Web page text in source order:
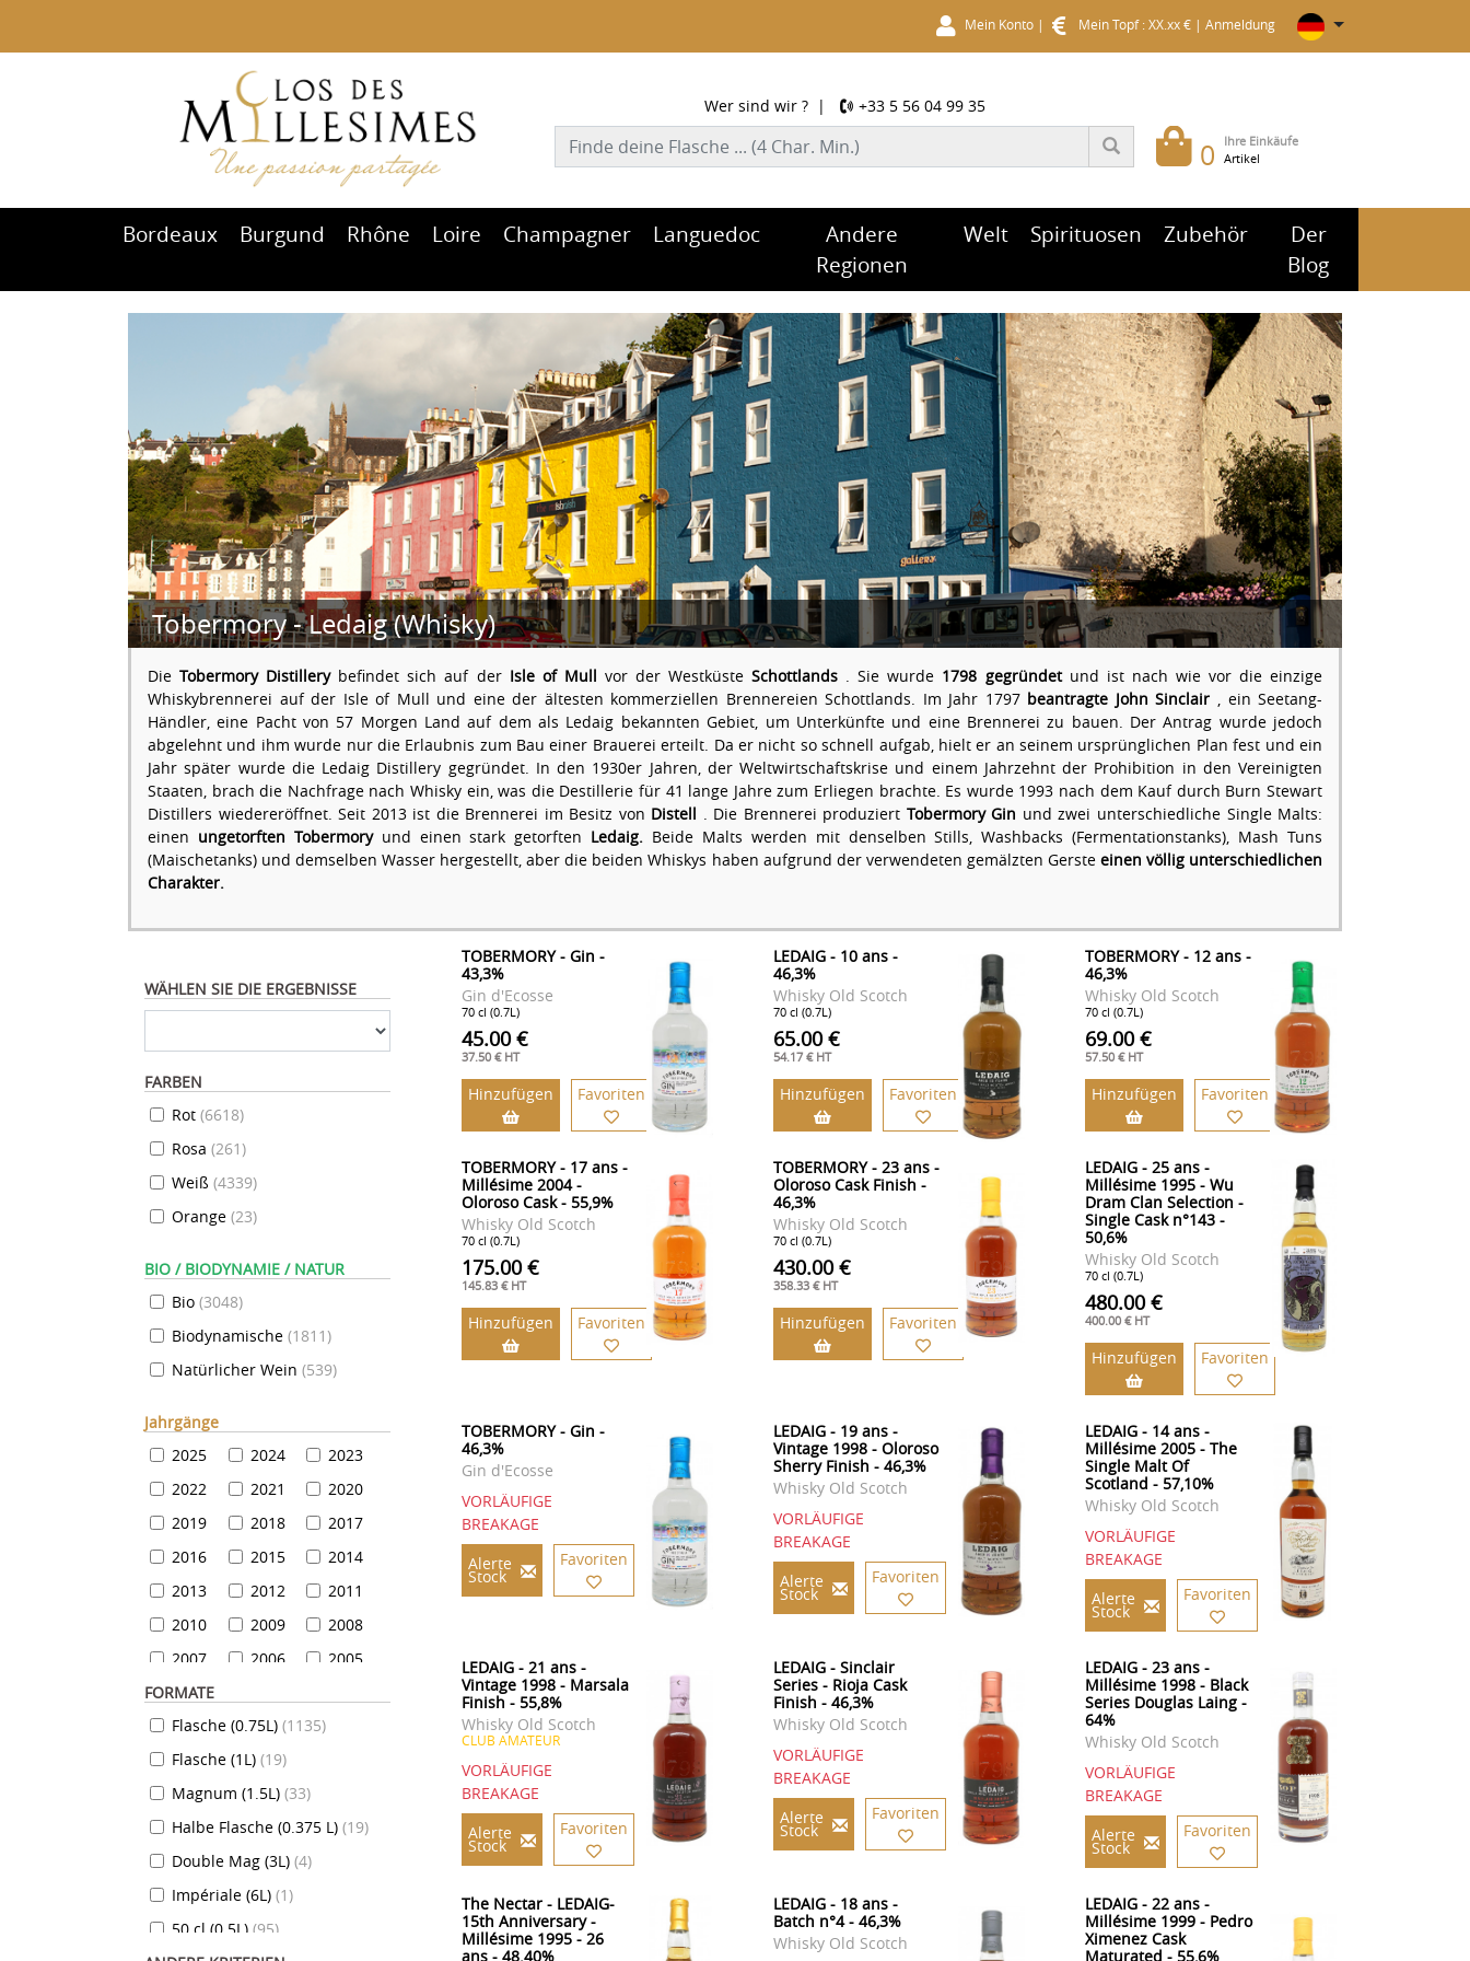
Mein Konto | Mein Topf : XX.xx € | Anmeldung
0
Ihre Einkäufe
Artikel
Wer sind wir ?| +33 5 56 04 99 35
Bordeaux Burgund Rhône Loire Champagner Languedoc
Andere
Regionen
Welt Spirituosen Zubehör
Der
Blog
Tobermory - Ledaig (Whisky)
DieTobermory Distillerybefindet sich auf der Isle of Mull vor der WestküsteSchottlands . Sie wurde 1798 gegründetund ist nach wie vor die einzige
Whiskybrennerei auf der Isle of Mull und eine der ältesten kommerziellen Brennereien Schottlands. Im Jahr 1797 beantragte John Sinclair , ein Seetang-
Händler, eine Pacht von 57 Morgen Land auf dem als Ledaig bekannten Gebiet, um Unterkünfte und eine Brennerei zu bauen. Der Antrag wurde jedoch
abgelehnt und ihm wurde nur die Erlaubnis zum Bau einer Brauerei erteilt. Da er nicht so schnell aufgab, hielt er an seinem ursprünglichen Plan fest und ein
Jahr später wurde die Ledaig Distillery gegründet. In den 1930er Jahren, der Weltwirtschaftskrise und einem Jahrzehnt der Prohibition in den Vereinigten
Staaten, brach die Nachfrage nach Whisky ein, was die Destillerie für 41 lange Jahre zum Erliegen brachte. Es wurde 1993 nach dem Kauf durch Burn Stewart
Distillers wiedereröffnet. Seit 2013 ist die Brennerei im Besitz von Distell . Die Brennerei produziert Tobermory Gin und zwei unterschiedliche Single Malts:
einen ungetorften Tobermoryund einen stark getorften Ledaig. Beide Malts werden mit denselben Stills, Washbacks (Fermentationstanks), Mash Tuns
(Maischetanks) und demselben Wasser hergestellt, aber die beiden Whiskys haben aufgrund der verwendeten gemälzten Gerste einen völlig unterschiedlichen
Charakter.
WÄHLEN SIE DIE ERGEBNISSE
FARBEN
Rot (6618)
Rosa (261)
Weiß (4339)
Orange (23)
BIO / BIODYNAMIE / NATUR
Bio (3048)
Biodynamische (1811)
Natürlicher Wein (539)
Jahrgänge
2025
2024
2023
2022
2021
2020
2019
2018
2017
2016
2015
2014
2013
2012
2011
2010
2009
2008
2007
2006
2005
2004
2001
2000
1999
1998
1996
1995
1993
1992
1991
1990
1989
1987
1986
1984
1983
FORMATE
Flasche (0.75L) (1135)
Flasche (1L) (19)
Magnum (1.5L) (33)
Halbe Flasche (0.375 L) (19)
Double Mag (3L) (4)
Impériale (6L) (1)
50 cl (0.5L) (95)
TOBERMORY - Gin -
43,3%
Gin d'Ecosse
70 cl (0.7L)
45.00 €
37.50 € HT
Hinzufügen Favoriten
LEDAIG - 10 ans -
46,3%
Whisky Old Scotch
70 cl (0.7L)
65.00 €
54.17 € HT
Hinzufügen Favoriten
TOBERMORY - 12 ans -
46,3%
Whisky Old Scotch
70 cl (0.7L)
69.00 €
57.50 € HT
Hinzufügen Favoriten
TOBERMORY - 17 ans -
Millésime 2004 -
Oloroso Cask - 55,9%
Whisky Old Scotch
70 cl (0.7L)
175.00 €
145.83 € HT
Hinzufügen Favoriten
TOBERMORY - 23 ans -
Oloroso Cask Finish -
46,3%
Whisky Old Scotch
70 cl (0.7L)
430.00 €
358.33 € HT
Hinzufügen Favoriten
LEDAIG - 25 ans -
Millésime 1995 - Wu
Dram Clan Selection -
Single Cask n°143 -
50,6%
Whisky Old Scotch
70 cl (0.7L)
480.00 €
400.00 € HT
Hinzufügen Favoriten
TOBERMORY - Gin -
46,3%
Gin d'Ecosse
VORLÄUFIGE
BREAKAGE
Alerte
Stock
Favoriten
LEDAIG - 19 ans -
Vintage 1998 - Oloroso
Sherry Finish - 46,3%
Whisky Old Scotch
VORLÄUFIGE
BREAKAGE
Alerte
Stock
Favoriten
LEDAIG - 14 ans -
Millésime 2005 - The
Single Malt Of
Scotland - 57,10%
Whisky Old Scotch
VORLÄUFIGE
BREAKAGE
Alerte
Stock
Favoriten
LEDAIG - 21 ans -
Vintage 1998 - Marsala
Finish - 55,8%
Whisky Old Scotch
CLUB AMATEUR
VORLÄUFIGE
BREAKAGE
Alerte
Stock
Favoriten
LEDAIG - Sinclair
Series - Rioja Cask
Finish - 46,3%
Whisky Old Scotch
VORLÄUFIGE
BREAKAGE
Alerte
Stock
Favoriten
LEDAIG - 23 ans -
Millésime 1998 - Black
Series Douglas Laing -
64%
Whisky Old Scotch
VORLÄUFIGE
BREAKAGE
Alerte
Stock
Favoriten
The Nectar - LEDAIG-
15th Anniversary -
Millésime 1995 - 26
ans - 48.40%
LEDAIG - 18 ans -
Batch n°4 - 46,3%
Whisky Old Scotch
LEDAIG - 22 ans -
Millésime 1999 - Pedro
Ximenez Cask
Maturated - 55,6%